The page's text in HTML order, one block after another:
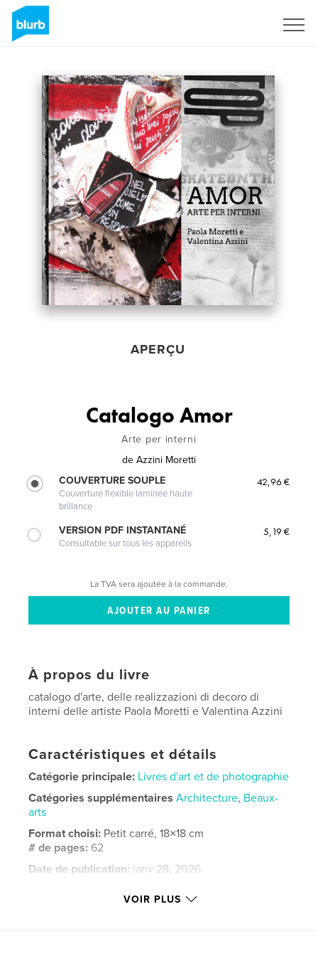
APERÇU
Catalogo Amor
Arte per interni
de Azzini Moretti
COUVERTURE SOUPLE
Couverture flexible laminée haute
brillance
42,96 €
VERSION PDF INSTANTANÉ
Consultable sur tous les appareils
5,19 €
La TVA sera ajoutée à la commande.
À propos du livre
catalogo d'arte, delle realizzazioni di decoro di
interni delle artiste Paola Moretti e Valentina Azzini
Caractéristiques et détails
Catégorie principale: Livres d'art et de photographie
Catégories supplémentaires Architecture, Beaux-
arts
Format choisi: Petit carré, 18×18 cm
# de pages: 62
Date de publication: janv 28, 2026
VOIR PLUS